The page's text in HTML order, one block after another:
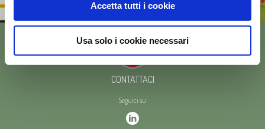
Accetta tutti i cookie
Usa solo i cookie necessari
CONTATTACI
Seguici su